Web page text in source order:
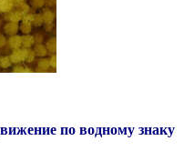
по водному знаку